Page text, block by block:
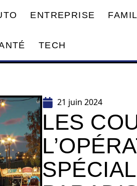
ENTREPRISE
TECH
21 juin 2024
LES